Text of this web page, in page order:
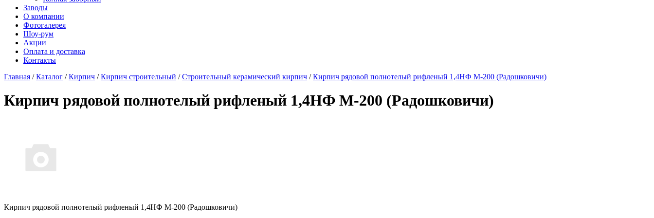
Заводы
О компании
Фотогалерея
Шоу-рум
Акции
Оплата и доставка
Контакты
Главная /Каталог /Кирпич /Кирпич строительный /Строительный керамический кирпич /Кирпич рядовой полнотелый рифленый 1,4НФ М-200 (Радошковичи)
Кирпич рядовой полнотелый рифленый 1,4НФ М-200 (Радошковичи)
Кирпич рядовой полнотелый рифленый 1,4НФ М-200 (Радошковичи)